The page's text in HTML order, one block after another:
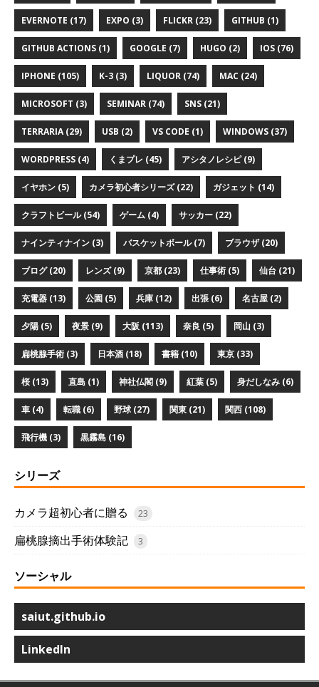
EVERNOTE (17) EXPO (3) FLICKR (23) GITHUB (1)
GITHUB ACTIONS (1) GOOGLE (7) HUGO (2) IOS (76)
IPHONE (105) K-3 (3) LIQUOR (74) MAC (24)
MICROSOFT (3) SEMINAR (74) SNS (21)
TERRARIA (29) USB (2) VS CODE (1) WINDOWS (37)
WORDPRESS (4) くまプレ (45) アシタノレシピ (9)
イヤホン (5) カメラ初心者シリーズ (22) ガジェット (14)
クラフトビール (54) ゲーム (4) サッカー (22)
ナインティナイン (3) バスケットボール (7) ブラウザ (20)
ブログ (20) レンズ (9) 京都 (23) 仕事術 (5) 仙台 (21)
充電器 (13) 公園 (5) 兵庫 (12) 出張 (6) 名古屋 (2)
夕陽 (5) 夜景 (9) 大阪 (113) 奈良 (5) 岡山 (3)
扁桃腺手術 (3) 日本酒 (18) 書籍 (10) 東京 (33)
桜 (13) 直島 (1) 神社仏閣 (9) 紅葉 (5) 身だしなみ (6)
車 (4) 転職 (6) 野球 (27) 関東 (21) 関西 (108)
飛行機 (3) 黒霧島 (16)
シリーズ
カメラ超初心者に贈る 23
扁桃腺摘出手術体験記 3
ソーシャル
saiut.github.io
LinkedIn